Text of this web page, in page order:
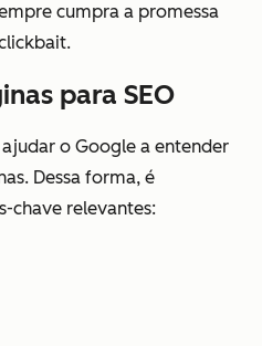
cumpra a promessa
para SEO
o Google a entender
Dessa forma, é
chave relevantes: